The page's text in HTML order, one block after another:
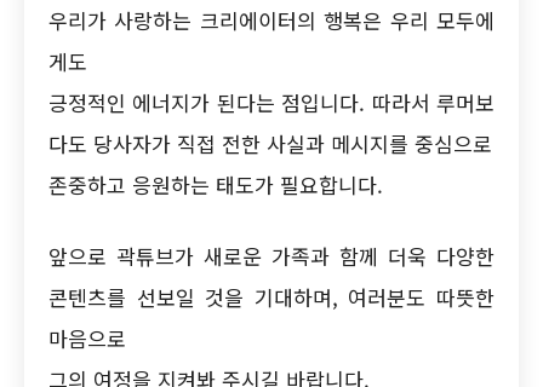
우리가 사랑하는 크리에이터의 행복은 우리 모두에
게도
긍정적인 에너지가 된다는 점입니다. 따라서 루머보
다도 당사자가 직접 전한 사실과 메시지를 중심으로
존중하고 응원하는 태도가 필요합니다.
앞으로 곽튜브가 새로운 가족과 함께 더욱 다양한
콘텐츠를 선보일 것을 기대하며, 여러분도 따뜻한
마음으로
그의 여정을 지켜봐 주시길 바랍니다.